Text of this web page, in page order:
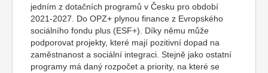
jedním z dotačních programů v Česku pro období
2021-2027. Do OPZ+ plynou finance z Evropského
sociálního fondu plus (ESF+). Díky němu může
podporovat projekty, které mají pozitivní dopad na
zaměstnanost a sociální integraci. Stejně jako ostatní
programy má daný rozpočet a priority, na které se